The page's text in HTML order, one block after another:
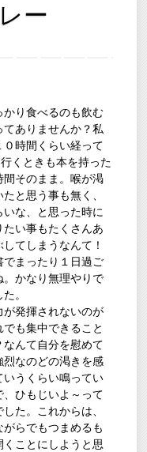
ー
かり食べるのも飲む
ありませんか？私
時間くらい経って
くときも本を持った
間そのまま。喉が渇
と思う事も無く、
な、と思った時に
い事もたくさんあ
てしまうなんて！
でまったり１日過ご
かなり無理やりで
。
発揮されないのが
も集中できること
んて自分を慰めて
烈なのどの渇きを感
いうくらい鳴ってい
ひもじいよ～って
た。これからは、
らでもつまめるも
ことにしようと思